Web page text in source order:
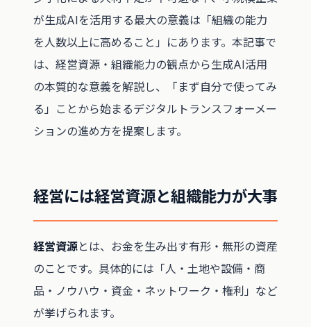
が生成AIを活用する最大の意義は「組織の能力
を人数以上に高めること」にあります。本記事で
は、経営資源・組織能力の観点から生成AI活用
の本質的な意義を解説し、「まず自分で使ってみ
る」ことから始まるデジタルトランスフォーメー
ションの進め方を提案します。
経営には経営資源と組織能力が大事
経営資源とは、お金を生み出す有形・無形の資産
のことです。具体的には「人・土地や設備・商
品・ノウハウ・資金・ネットワーク・権利」など
が挙げられます。